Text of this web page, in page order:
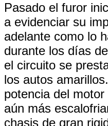
Pasado el furor
a evidenciar su
adelante como lo
durante los días
el circuito se
los autos
potencia del
aún más
chasis de gran